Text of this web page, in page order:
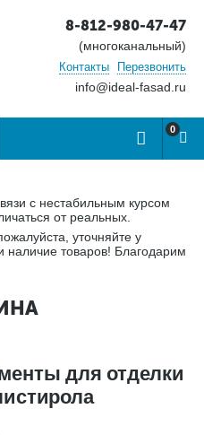
8-812-980-47-47
(многоканальный)
Контакты Перезвонить
info@ideal-fasad.ru
0
с нестабильным курсом
от реальных.
уточняйте у
товаров! Благодарим
для отделки